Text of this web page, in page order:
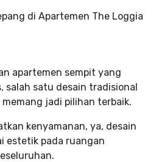
apartemen sempit yang
salah satu desain tradisional
jadi pilihan terbaik.
kenyamanan, ya, desain
estetik pada ruangan